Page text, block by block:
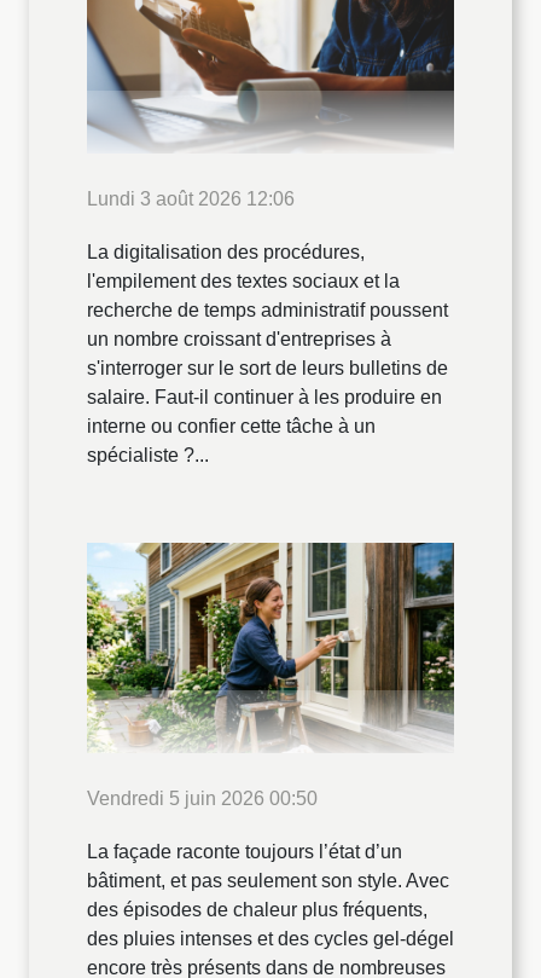
Lundi 3 août 2026 12:06
La digitalisation des procédures,
l'empilement des textes sociaux et la
recherche de temps administratif poussent
un nombre croissant d'entreprises à
s'interroger sur le sort de leurs bulletins de
salaire. Faut-il continuer à les produire en
interne ou confier cette tâche à un
spécialiste ?...
Vendredi 5 juin 2026 00:50
La façade raconte toujours l’état d’un
bâtiment, et pas seulement son style. Avec
des épisodes de chaleur plus fréquents,
des pluies intenses et des cycles gel-dégel
encore très présents dans de nombreuses